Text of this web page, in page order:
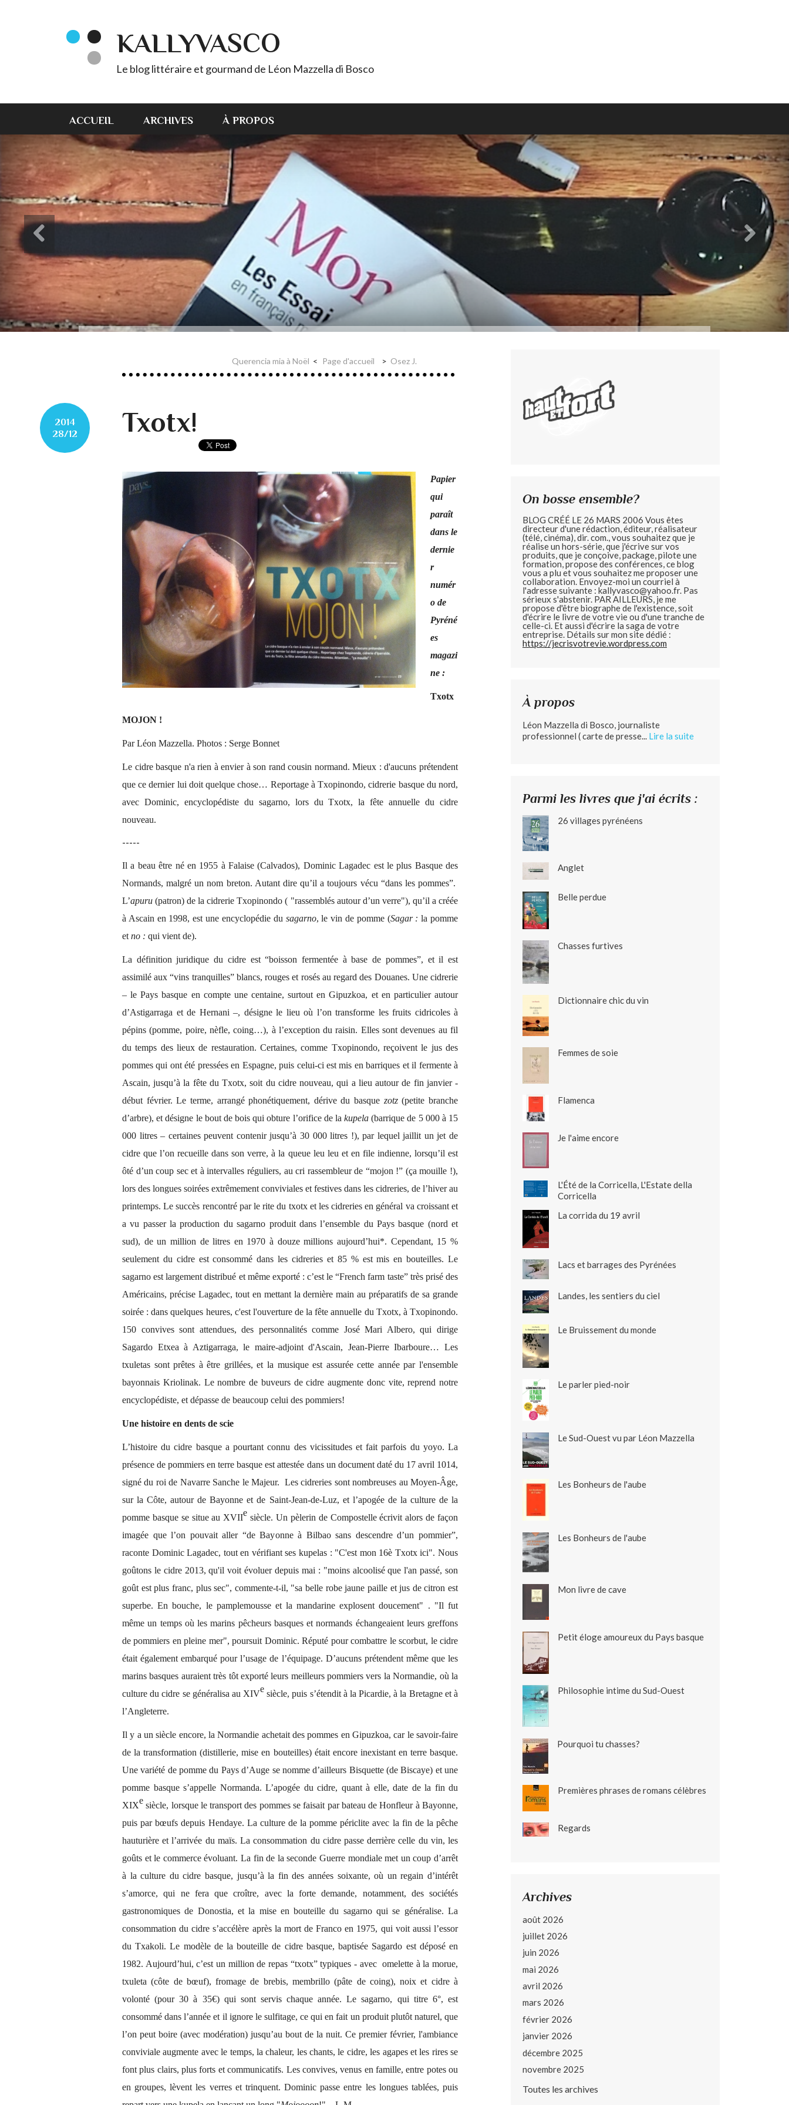
KALLYVASCO
Le blog littéraire et gourmand de Léon Mazzella di Bosco
ACCUEIL ARCHIVES À PROPOS
Querencia mia à Noël Page d'accueil Osez J.
2014
28/12
Txotx!
Papier
qui
paraît
dans le
dernie
r
numér
o de
Pyréné
es
magazi
ne :
Txotx
MOJON !
Par Léon Mazzella. Photos : Serge Bonnet
Le cidre basque n'a rien à envier à son rand cousin normand. Mieux : d'aucuns prétendent
que ce dernier lui doit quelque chose… Reportage à Txopinondo, cidrerie basque du nord,
avec Dominic, encyclopédiste du sagarno, lors du Txotx, la fête annuelle du cidre
nouveau.
-----
Il a beau être né en 1955 à Falaise (Calvados), Dominic Lagadec est le plus Basque des
Normands, malgré un nom breton. Autant dire qu’il a toujours vécu “dans les pommes”.
L’apuru (patron) de la cidrerie Txopinondo ( "rassemblés autour d’un verre"), qu’il a créée
à Ascain en 1998, est une encyclopédie du sagarno, le vin de pomme (Sagar :la pomme
et no : qui vient de).
La définition juridique du cidre est “boisson fermentée à base de pommes”, et il est
assimilé aux “vins tranquilles” blancs, rouges et rosés au regard des Douanes. Une cidrerie
– le Pays basque en compte une centaine, surtout en Gipuzkoa, et en particulier autour
d’Astigarraga et de Hernani –, désigne le lieu où l’on transforme les fruits cidricoles à
pépins (pomme, poire, nèfle, coing…), à l’exception du raisin. Elles sont devenues au fil
du temps des lieux de restauration. Certaines, comme Txopinondo, reçoivent le jus des
pommes qui ont été pressées en Espagne, puis celui-ci est mis en barriques et il fermente à
Ascain, jusqu’à la fête du Txotx, soit du cidre nouveau, qui a lieu autour de fin janvier -
début février. Le terme, arrangé phonétiquement, dérive du basque zotz(petite branche
d’arbre), et désigne le bout de bois qui obture l’orifice de la kupela (barrique de 5 000 à 15
000 litres – certaines peuvent contenir jusqu’à 30 000 litres !), par lequel jaillit un jet de
cidre que l’on recueille dans son verre, à la queue leu leu et en file indienne, lorsqu’il est
ôté d’un coup sec et à intervalles réguliers, au cri rassembleur de “mojon !” (ça mouille !),
lors des longues soirées extrêmement conviviales et festives dans les cidreries, de l’hiver au
printemps. Le succès rencontré par le rite du txotx et les cidreries en général va croissant et
a vu passer la production du sagarno produit dans l’ensemble du Pays basque (nord et
sud), de un million de litres en 1970 à douze millions aujourd’hui*. Cependant, 15 %
seulement du cidre est consommé dans les cidreries et 85 % est mis en bouteilles. Le
sagarno est largement distribué et même exporté : c’est le “French farm taste” très prisé des
Américains, précise Lagadec, tout en mettant la dernière main au préparatifs de sa grande
soirée : dans quelques heures, c'est l'ouverture de la fête annuelle du Txotx, à Txopinondo.
150 convives sont attendues, des personnalités comme José Mari Albero, qui dirige
Sagardo Etxea à Aztigarraga, le maire-adjoint d'Ascain, Jean-Pierre Ibarboure… Les
txuletas sont prêtes à être grillées, et la musique est assurée cette année par l'ensemble
bayonnais Kriolinak. Le nombre de buveurs de cidre augmente donc vite,reprend notre
encyclopédiste, et dépasse de beaucoup celui des pommiers!
Une histoire en dents de scie
L’histoire du cidre basque a pourtant connu des vicissitudes et fait parfois du yoyo. La
présence de pommiers en terre basque est attestée dans un document daté du 17 avril 1014,
signé du roi de Navarre Sanche le Majeur. Les cidreries sont nombreuses au Moyen-Âge,
sur la Côte, autour de Bayonne et de Saint-Jean-de-Luz, et l’apogée de la culture de la
pomme basque se situe au XVIIe siècle. Un pèlerin de Compostelle écrivit alors de façon
imagée que l’on pouvait aller “de Bayonne à Bilbao sans descendre d’un pommier”,
raconte Dominic Lagadec, tout en vérifiant ses kupelas : "C'est mon 16è Txotx ici". Nous
goûtons le cidre 2013, qu'il voit évoluer depuis mai : "moins alcoolisé que l'an passé, son
goût est plus franc, plus sec", commente-t-il, "sa belle robe jaune paille et jus de citron est
superbe. En bouche, le pamplemousse et la mandarine explosent doucement" . "Il fut
même un temps où les marins pêcheurs basques et normands échangeaient leurs greffons
de pommiers en pleine mer", poursuit Dominic. Réputé pour combattre le scorbut, le cidre
était également embarqué pour l’usage de l’équipage. D’aucuns prétendent même que les
marins basques auraient très tôt exporté leurs meilleurs pommiers vers la Normandie, où la
culture du cidre se généralisa au XIVe siècle, puis s’étendit à la Picardie, à la Bretagne et à
l’Angleterre.
Il y a un siècle encore, la Normandie achetait des pommes en Gipuzkoa, car le savoir-faire
de la transformation (distillerie, mise en bouteilles) était encore inexistant en terre basque.
Une variété de pomme du Pays d’Auge se nomme d’ailleurs Bisquette (de Biscaye) et une
pomme basque s’appelle Normanda. L’apogée du cidre, quant à elle, date de la fin du
XIXe siècle, lorsque le transport des pommes se faisait par bateau de Honfleur à Bayonne,
puis par bœufs depuis Hendaye. La culture de la pomme périclite avec la fin de la pêche
hauturière et l’arrivée du maïs. La consommation du cidre passe derrière celle du vin, les
goûts et le commerce évoluant. La fin de la seconde Guerre mondiale met un coup d’arrêt
à la culture du cidre basque, jusqu’à la fin des années soixante, où un regain d’intérêt
s’amorce, qui ne fera que croître, avec la forte demande, notamment, des sociétés
gastronomiques de Donostia, et la mise en bouteille du sagarno qui se généralise. La
consommation du cidre s’accélère après la mort de Franco en 1975, qui voit aussi l’essor
du Txakoli. Le modèle de la bouteille de cidre basque, baptisée Sagardo est déposé en
1982. Aujourd’hui, c’est un million de repas “txotx” typiques - avec omelette à la morue,
txuleta (côte de bœuf), fromage de brebis, membrillo (pâte de coing), noix et cidre à
volonté (pour 30 à 35€) qui sont servis chaque année. Le sagarno, qui titre 6°, est
consommé dans l’année et il ignore le sulfitage, ce qui en fait un produit plutôt naturel, que
l’on peut boire (avec modération) jusqu’au bout de la nuit. Ce premier février, l'ambiance
conviviale augmente avec le temps, la chaleur, les chants, le cidre, les agapes et les rires se
font plus clairs, plus forts et communicatifs. Les convives, venus en famille, entre potes ou
en groupes, lèvent les verres et trinquent. Dominic passe entre les longues tablées, puis
On bosse ensemble?
BLOG CRÉÉ LE 26 MARS 2006 Vous êtes
directeur d'une rédaction, éditeur, réalisateur
(télé, cinéma), dir. com., vous souhaitez que je
réalise un hors-série, que j'écrive sur vos
produits, que je conçoive, package, pilote une
formation, propose des conférences, ce blog
vous a plu et vous souhaitez me proposer une
collaboration. Envoyez-moi un courriel à
l'adresse suivante : kallyvasco@yahoo.fr. Pas
sérieux s'abstenir. PAR AILLEURS, je me
propose d'être biographe de l'existence, soit
d'écrire le livre de votre vie ou d'une tranche de
celle-ci. Et aussi d'écrire la saga de votre
entreprise. Détails sur mon site dédié :
https://jecrisvotrevie.wordpress.com
À propos
Léon Mazzella di Bosco, journaliste
professionnel ( carte de presse... Lire la suite
Parmi les livres que j'ai écrits :
26 villages pyrénéens
Anglet
Belle perdue
Chasses furtives
Dictionnaire chic du vin
Femmes de soie
Flamenca
Je l'aime encore
L'Été de la Corricella, L'Estate della
Corricella
La corrida du 19 avril
Lacs et barrages des Pyrénées
Landes, les sentiers du ciel
Le Bruissement du monde
Le parler pied-noir
Le Sud-Ouest vu par Léon Mazzella
Les Bonheurs de l'aube
Les Bonheurs de l'aube
Mon livre de cave
Petit éloge amoureux du Pays basque
Philosophie intime du Sud-Ouest
Pourquoi tu chasses?
Premières phrases de romans célèbres
Regards
Archives
août 2026
juillet 2026
juin 2026
mai 2026
avril 2026
mars 2026
février 2026
janvier 2026
décembre 2025
novembre 2025
Toutes les archives